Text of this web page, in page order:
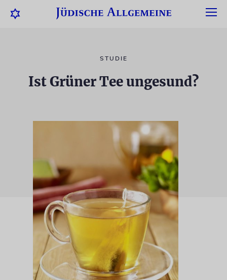
STUDIE
Ist Grüner Tee ungesund?